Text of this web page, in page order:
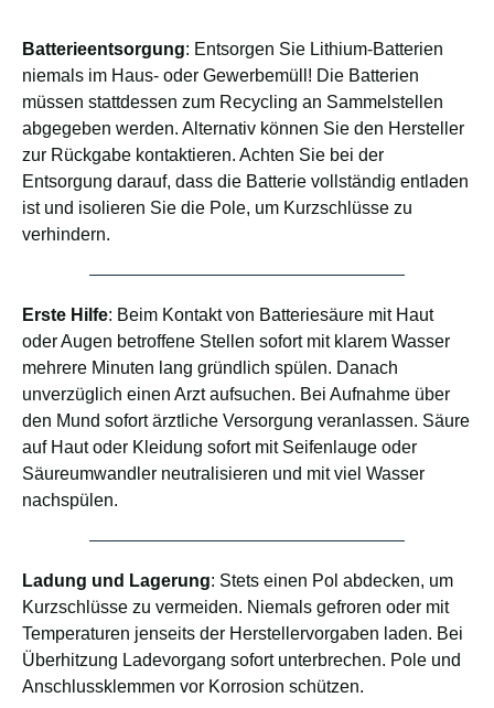
Batterieentsorgung: Entsorgen Sie Lithium-Batterien
niemals im Haus- oder Gewerbemüll! Die Batterien
müssen stattdessen zum Recycling an Sammelstellen
abgegeben werden. Alternativ können Sie den Hersteller
zur Rückgabe kontaktieren. Achten Sie bei der
Entsorgung darauf, dass die Batterie vollständig entladen
ist und isolieren Sie die Pole, um Kurzschlüsse zu
verhindern.
Erste Hilfe: Beim Kontakt von Batteriesäure mit Haut
oder Augen betroffene Stellen sofort mit klarem Wasser
mehrere Minuten lang gründlich spülen. Danach
unverzüglich einen Arzt aufsuchen. Bei Aufnahme über
den Mund sofort ärztliche Versorgung veranlassen. Säure
auf Haut oder Kleidung sofort mit Seifenlauge oder
Säureumwandler neutralisieren und mit viel Wasser
nachspülen.
Ladung und Lagerung: Stets einen Pol abdecken, um
Kurzschlüsse zu vermeiden. Niemals gefroren oder mit
Temperaturen jenseits der Herstellervorgaben laden. Bei
Überhitzung Ladevorgang sofort unterbrechen. Pole und
Anschlussklemmen vor Korrosion schützen.